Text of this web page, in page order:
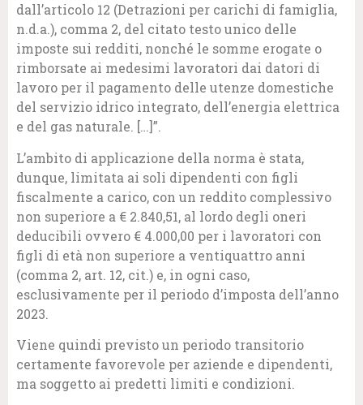
dall’articolo 12 (Detrazioni per carichi di famiglia,
n.d.a.), comma 2, del citato testo unico delle
imposte sui redditi, nonché le somme erogate o
rimborsate ai medesimi lavoratori dai datori di
lavoro per il pagamento delle utenze domestiche
del servizio idrico integrato, dell’energia elettrica
e del gas naturale. […]”.
L’ambito di applicazione della norma è stata,
dunque, limitata ai soli dipendenti con figli
fiscalmente a carico, con un reddito complessivo
non superiore a € 2.840,51, al lordo degli oneri
deducibili ovvero € 4.000,00 per i lavoratori con
figli di età non superiore a ventiquattro anni
(comma 2, art. 12, cit.) e, in ogni caso,
esclusivamente per il periodo d’imposta dell’anno
2023.
Viene quindi previsto un periodo transitorio
certamente favorevole per aziende e dipendenti,
ma soggetto ai predetti limiti e condizioni.